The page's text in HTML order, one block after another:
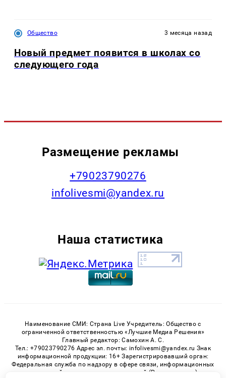
Общество 3 месяца назад
Новый предмет появится в школах со
следующего года
Размещение рекламы
+79023790276
infolivesmi@yandex.ru
Наша статистика
Наименование СМИ: Страна Live Учредитель: Общество с
ограниченной ответственностью «Лучшие Медиа Решения»
Главный редактор: Самохин А. С.
Тел.: +79023790276 Адрес эл. почты: infolivesmi@yandex.ru Знак
информационной продукции: 16+ Зарегистрировавший орган:
Федеральная служба по надзору в сфере связи, информационных
технологий и массовых коммуникаций (Роскомнадзор)